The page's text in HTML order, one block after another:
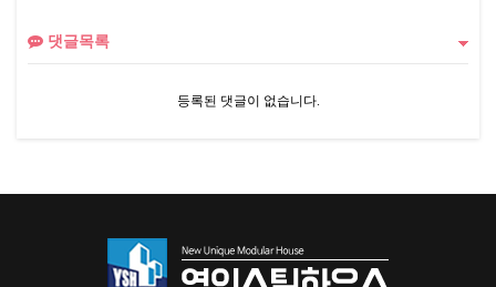
댓글목록
등록된 댓글이 없습니다.